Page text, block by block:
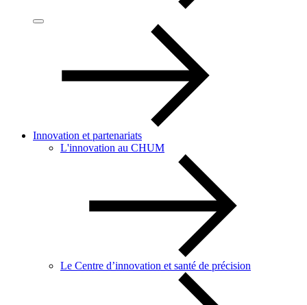
Innovation et partenariats
L'innovation au CHUM
Le Centre d’innovation et santé de précision